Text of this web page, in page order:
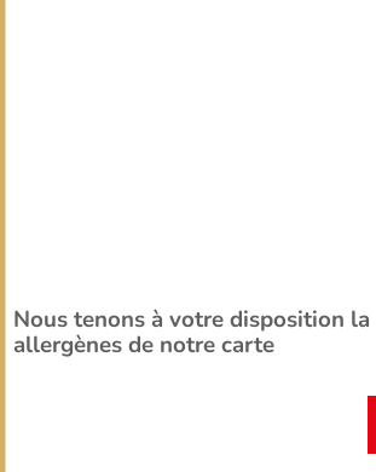
Nous tenons à votre disposition la
allergènes de notre carte